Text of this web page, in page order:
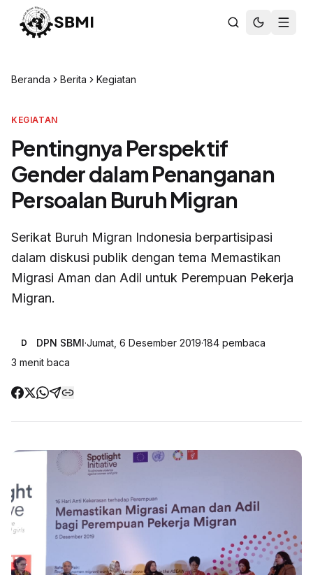
Beranda Berita Kegiatan
KEGIATAN
Pentingnya Perspektif
Gender dalam Penanganan
Persoalan Buruh Migran
Serikat Buruh Migran Indonesia berpartisipasi
dalam diskusi publik dengan tema Memastikan
Migrasi Aman dan Adil untuk Perempuan Pekerja
Migran.
D DPN SBMI·Jumat, 6 Desember 2019·184 pembaca
3 menit baca